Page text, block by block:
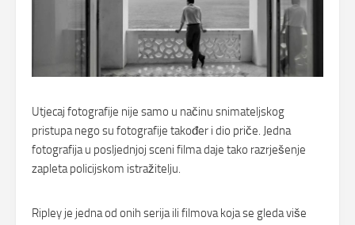
Utjecaj fotografije nije samo u načinu snimateljskog
pristupa nego su fotografije također i dio priče. Jedna
fotografija u posljednjoj sceni filma daje tako razrješenje
zapleta policijskom istražitelju.
Ripley je jedna od onih serija ili filmova koja se gleda više